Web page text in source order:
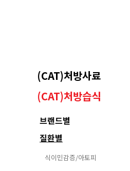
(CAT)처방사료
(CAT)처방습식
브랜드별
질환별
식이민감증/아토피